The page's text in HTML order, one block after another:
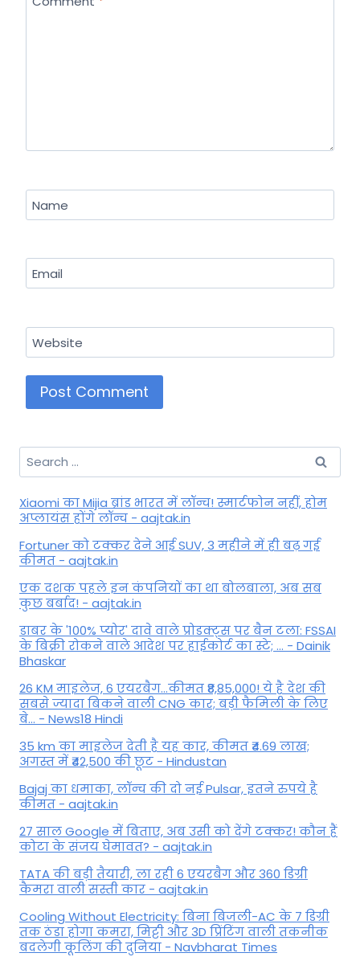
Name
Email
Website
Search
for:
Xiaomi का Mijia ब्रांड भारत में लॉन्च! स्मार्टफोन नहीं, होम
अप्लायंस होंगे लॉन्च - aajtak.in
Fortuner को टक्कर देने आई SUV, 3 महीने में ही बढ़ गई
कीमत - aajtak.in
एक दशक पहले इन कंपनियों का था बोलबाला, अब सब
कुछ बर्बाद! - aajtak.in
डाबर के '100% प्योर' दावे वाले प्रोडक्ट्स पर बैन टला: FSSAI
के बिक्री रोकने वाले आदेश पर हाईकोर्ट का स्टे; ... - Dainik
Bhaskar
26 KM माइलेज, 6 एयरबैग...कीमत ₹8,85,000! ये है देश की
सबसे ज्यादा बिकने वाली CNG कार; बड़ी फैमिली के लिए
बे... - News18 Hindi
35 km का माइलेज देती है यह कार, कीमत ₹4.69 लाख;
अगस्त में ₹42,500 की छूट - Hindustan
Bajaj का धमाका, लॉन्च की दो नई Pulsar, इतने रुपये है
कीमत - aajtak.in
27 साल Google में बिताए, अब उसी को देंगे टक्कर! कौन हैं
कोटा के संजय घेमावत? - aajtak.in
TATA की बड़ी तैयारी, ला रही 6 एयरबैग और 360 डिग्री
कैमरा वाली सस्ती कार - aajtak.in
Cooling Without Electricity: बिना बिजली-AC के 7 डिग्री
तक ठंडा होगा कमरा, मिट्टी और 3D प्रिंटिंग वाली तकनीक
बदलेगी कूलिंग की दुनिया - Navbharat Times